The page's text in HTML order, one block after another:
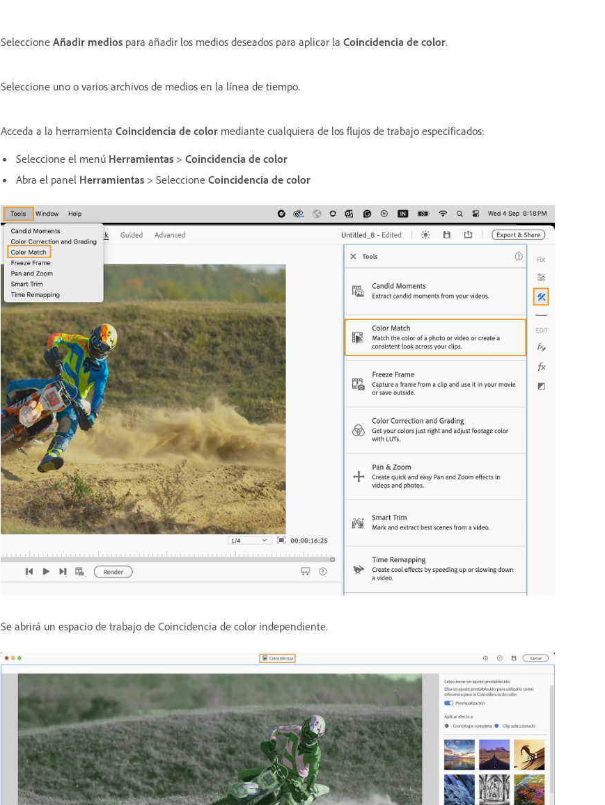
Seleccione Añadir medios para añadir los medios deseados para aplicar la Coincidencia de color.
Seleccione uno o varios archivos de medios en la línea de tiempo.
Acceda a la herramienta Coincidencia de color mediante cualquiera de los flujos de trabajo especificados:
Seleccione el menú Herramientas > Coincidencia de color
Abra el panel Herramientas > Seleccione Coincidencia de color
Se abrirá un espacio de trabajo de Coincidencia de color independiente.